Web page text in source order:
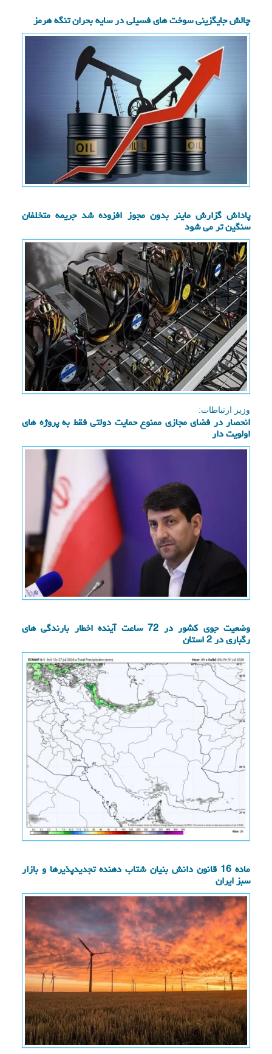
چالش جایگزینی سوخت های فسیلی در سایه بحران تنگه هرمز
پاداش گزارش ماینر بدون مجوز افزوده شد جریمه متخلفان
سنگین تر می شود
وزیر ارتباطات:
انحصار در فضای مجازی ممنوع حمایت دولتی فقط به پروژه های
اولویت دار
وضعیت جوی کشور در 72 ساعت آینده اخطار بارندگی های
رگباری در 2 استان
ماده 16 قانون دانش بنیان شتاب دهنده تجدیدپذیرها و بازار
سبز ایران